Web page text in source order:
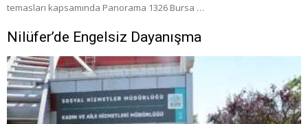
temasları kapsamında Panorama 1326 Bursa …
Nilüfer’de Engelsiz Dayanışma